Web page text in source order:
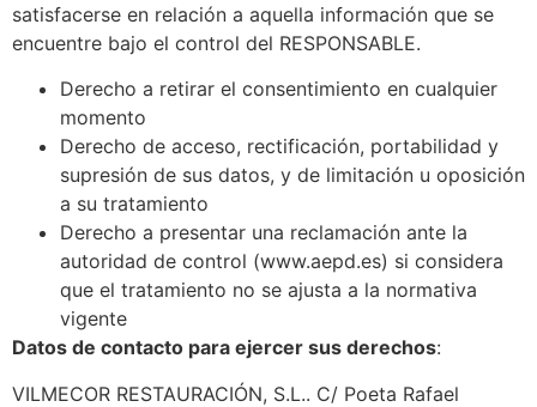
satisfacerse en relación a aquella información que se
encuentre bajo el control del RESPONSABLE.
Derecho a retirar el consentimiento en cualquier
momento
Derecho de acceso, rectificación, portabilidad y
supresión de sus datos, y de limitación u oposición
a su tratamiento
Derecho a presentar una reclamación ante la
autoridad de control (www.aepd.es) si considera
que el tratamiento no se ajusta a la normativa
vigente
Datos de contacto para ejercer sus derechos:
VILMECOR RESTAURACIÓN, S.L.. C/ Poeta Rafael